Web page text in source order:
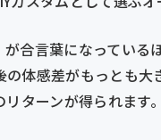
合言葉になっている
体感差がもっとも大
ターンが得られます。